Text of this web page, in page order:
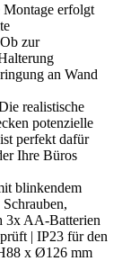
Montage erfolgt
zur
an Wand
realistische
potenzielle
perfekt dafür
Ihre Büros
blinkendem
3x AA-Batterien
| IP23 für den
x Ø126 mm